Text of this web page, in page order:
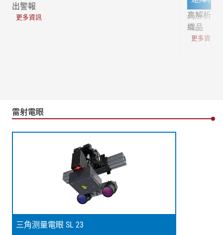
出警報
更多資訊
高解析度
織品
更多資訊
雷射電眼
三角测量電眼 SL 23